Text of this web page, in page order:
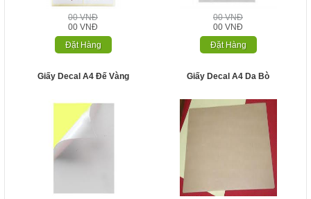
00 VNĐ
00 VNĐ
Đặt Hàng
00 VNĐ
00 VNĐ
Đặt Hàng
Giấy Decal A4 Đế Vàng Giấy Decal A4 Da Bò